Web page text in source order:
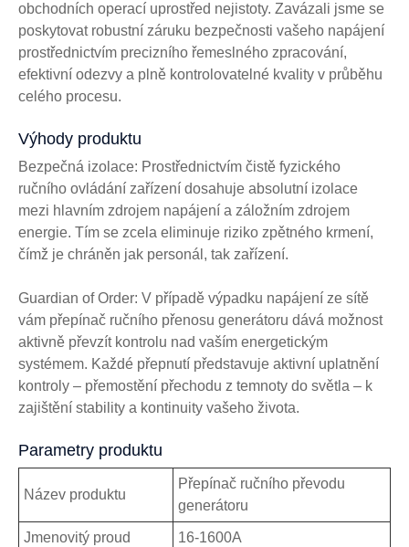
obchodních operací uprostřed nejistoty. Zavázali jsme se
poskytovat robustní záruku bezpečnosti vašeho napájení
prostřednictvím precizního řemeslného zpracování,
efektivní odezvy a plně kontrolovatelné kvality v průběhu
celého procesu.
Výhody produktu
Bezpečná izolace: Prostřednictvím čistě fyzického
ručního ovládání zařízení dosahuje absolutní izolace
mezi hlavním zdrojem napájení a záložním zdrojem
energie. Tím se zcela eliminuje riziko zpětného krmení,
čímž je chráněn jak personál, tak zařízení.
Guardian of Order: V případě výpadku napájení ze sítě
vám přepínač ručního přenosu generátoru dává možnost
aktivně převzít kontrolu nad vaším energetickým
systémem. Každé přepnutí představuje aktivní uplatnění
kontroly – přemostění přechodu z temnoty do světla – k
zajištění stability a kontinuity vašeho života.
Parametry produktu
Název produktu
Přepínač ručního převodu
generátoru
Jmenovitý proud 16-1600A